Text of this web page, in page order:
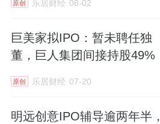
原创 乐居财经 08-02
巨美家拟IPO：暂未聘任独
董，巨人集团间接持股49%
原创 乐居财经 07-20
明远创意IPO辅导逾两年半，